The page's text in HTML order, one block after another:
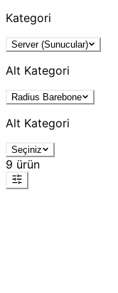
Kategori
Server (Sunucular)
Alt Kategori
Radius Barebone
Alt Kategori
Seçiniz
9 ürün